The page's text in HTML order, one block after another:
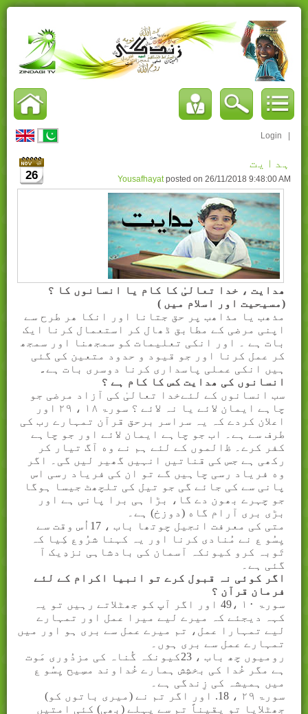
Login
26
ہدایت
Yousafhayatposted on 26/11/2018 9:48:00 AM
ھدایت ، خدا تعالیٰ کا کام یا انسانوں کا ؟
(مسیحیت اور اسلام میں )
مذھب یا مذاھب پر حق جتانا اور انکا ھر طرح سے
اپنی مرضی کے مطابق ڈھال کر استعمال کرنا ایک
بات ہے ۔ اور انکی تعلیمات کو سمجھنا اور سمجھ
کر عمل کرنا اور جو قیود و حدود متعین کی گئی
ہیں انکی عملی پاسداری کرنا دوسری بات ہے ۔
انسانوں کی ھدایت کس کا کام ہے ؟
سب انسانوں کے لئےخدا تعالیٰ کی آزاد مرضی جو
چاہے ایمان لائے یا نہ لائے ؟ سورۃ ۱۸ ، ۲۹ اور
اعلان کردے کہ یہ سراسر برحق قرآن تمہارے رب کی
طرف سے ہے۔ اب جو چاہے ایمان ﻻ ئے اور جو چاہے
کفر کرے۔
ﻇ الموں کے لئے ہم نے وه آگ تیار کر
رکھی ہے جس کی قناتیں انہیں گھیر لیں گی۔ اگر
وه فریاد رسی چاہیں گے تو ان کی فریاد رسی اس
پانی سے کی جائے گی جو تیل کی تلچھٹ جیسا ہوگا
جو چہرے بھون دے گا، بڑا ہی برا پانی ہے اور
بڑی بری آرام گاه (دوزخ) ہے۔
متی کی معرفت انجیل چوتھا باب ، 17اُس وقت سے
یِسُو ع نے مُنادی کرنا اور یہ کہنا شرُوع کِیا کہ
تَوبہ کرو کیونکہ آسمان کی بادشاہی نزدِیک آ
گئی ہے۔
اگر کوئی نہ قبول کرے تو انبیا اکرام کے لئے
فرمان قرآن ؟
سورۃ
۱۰
،49 اور اگر آپ کو جھٹلاتے رہیں تو یہ
کہہ دیجئے کہ میرے لیے میرا عمل اور تمہارے
لیے تمہارا عمل، تم میرے عمل سے بری ہو اور میں
تمہارے عمل سے بری ہوں۔
رومیوں چھ باب ، 23کیونکہ گُناہ کی مزدُوری مَوت
ہے مگر خُدا کی بخشِش ہمارے خُداوند مسِیح یِسُو ع
میں ہمیشہ کی زِندگی ہے۔
سورۃ ۲۹
، 18. اور اگر تم نے (میری باتوں کو)
جھٹلایا تو یقیناً تم سے پہلے (بھی) کئی امتیں